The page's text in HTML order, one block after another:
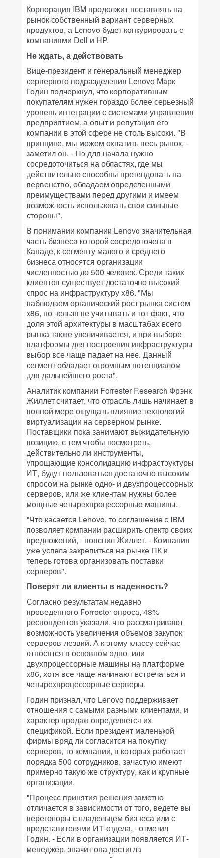
Корпорация IBM продолжит поставлять на
рынок собственный вариант серверных
продуктов, а Lenovo будет конкурировать с
компаниями Dell и HP.
Не ждать, а действовать
Вице-президент и генеральный менеджер
серверного подразделения Lenovo Марк
Годин подчеркнул, что корпоративным
покупателям нужен гораздо более серьезный
уровень интеграции с системами управления
предприятием, а опыт и репутация его
компании в этой сфере не столь высоки. "В
принципе, мы можем охватить весь рынок, -
заметил он. - Но для начала нужно
сосредоточиться на областях, где мы
действительно способны претендовать на
первенство, обладаем определенными
преимуществами перед другими и имеем
возможность использовать свои сильные
стороны".
В понимании компании Lenovo значительная
часть бизнеса которой сосредоточена в
Канаде, к сегменту малого и среднего
бизнеса относятся организации
численностью до 500 человек. Среди таких
клиентов существует достаточно высокий
спрос на инфраструктуру x86. "Мы
наблюдаем органический рост рынка систем
x86, но нельзя не учитывать и тот факт, что
доля этой архитектуры в масштабах всего
рынка также увеличивается, и при выборе
платформы для построения инфраструктуры
выбор все чаще падает на нее. Данный
сегмент обладает огромным потенциалом
для дальнейшего роста".
Аналитик компании Forrester Research Фрэнк
Жиллет считает, что отрасль лишь начинает в
полной мере ощущать влияние технологий
виртуализации на серверном рынке.
Поставщики пока занимают выжидательную
позицию, с тем чтобы посмотреть,
действительно ли инструменты,
упрощающие консолидацию инфраструктуры
ИТ, будут пользоваться достаточно высоким
спросом на рынке одно- и двухпроцессорных
серверов, или же клиентам нужны более
мощные четырехпроцессорные машины.
"Что касается Lenovo, то соглашение с IBM
позволяет компании расширить спектр своих
предложений, - пояснил Жиллет. - Компания
уже успела закрепиться на рынке ПК и
теперь готова организовать поставки
серверов".
Поверят ли клиенты в надежность?
Согласно результатам недавно
проведенного Forrester опроса, 48%
респондентов указали, что рассматривают
возможность увеличения объемов закупок
серверов-лезвий. А к этому классу сейчас
относятся в основном одно- или
двухпроцессорные машины на платформе
x86, хотя все чаще начинают встречаться и
четырехпроцессорные серверы.
Годин признал, что Lenovo поддерживает
отношения с самыми разными клиентами, и
характер продаж определяется их
спецификой. Если президент маленькой
фирмы вряд ли согласится на покупку
серверов, то компании, в которых работает
порядка 500 сотрудников, зачастую имеют
примерно такую же структуру, как и крупные
организации.
"Процесс принятия решения заметно
отличается в зависимости от того, ведете вы
переговоры с владельцем бизнеса или с
представителями ИТ-отдела, - отметил
Годин. - Если в организации появляется ИТ-
менеджер, значит она достигла